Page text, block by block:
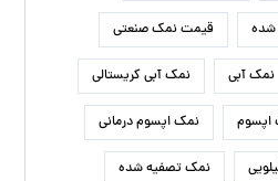
قیمت نمک صنعتی
نمک آبی نمک آبی کریستالی
اپسوم نمک اپسوم درمانی
نمک تصفیه شده